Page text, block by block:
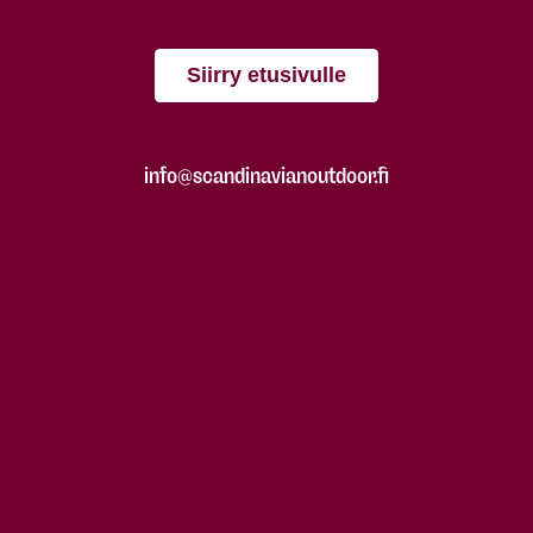
Siirry etusivulle
info@scandinavianoutdoor.fi